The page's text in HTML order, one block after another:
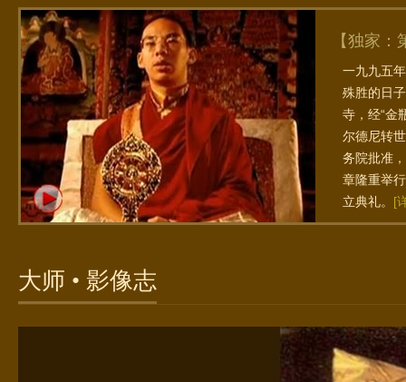
【独家
一九九五
殊胜的日
寺，经“金
尔德尼转
务院批准
章隆重举
立典礼。 [
大师 • 影像志